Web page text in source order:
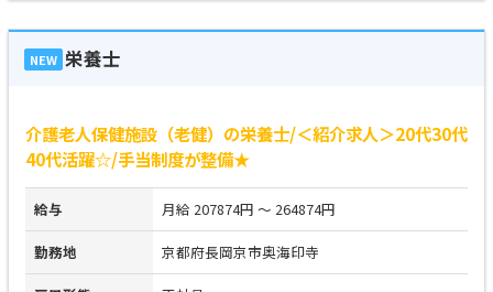
NEW 栄養士
介護老人保健施設（老健）の栄養士/＜紹介求人＞20代30代
40代活躍☆/手当制度が整備★
給与 月給 207874円 ～ 264874円
勤務地 京都府長岡京市奥海印寺